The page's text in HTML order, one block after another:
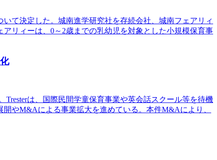
て決定した。城南進学研究社を存続会社、城南フェアリィ
リィーは、0～2歳までの乳幼児を対象とした小規模保育事
は、国際民間学童保育事業や英会話スクール等を待機
やM&Aによる事業拡大を進めている。本件M&Aにより、